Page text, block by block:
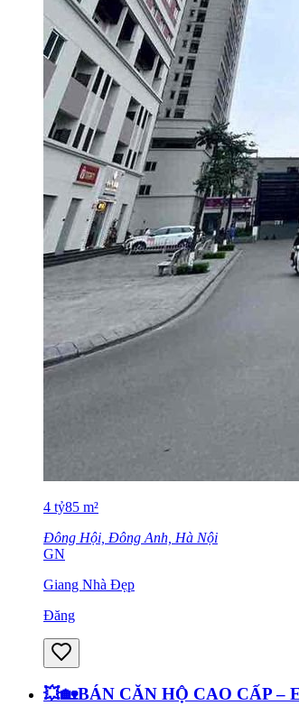
4 tỷ85 m²
Đông Hội, Đông Anh, Hà Nội
GN
Giang Nhà Đẹp
Đăng
💥🏡BÁN CĂN HỘ CAO CẤP –